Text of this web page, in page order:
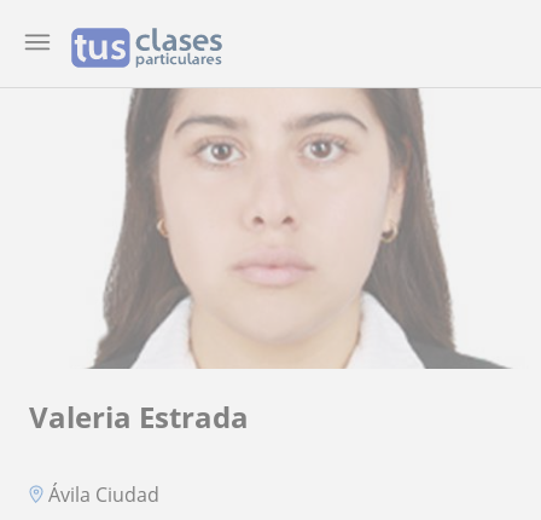
Valeria Estrada
Ávila Ciudad